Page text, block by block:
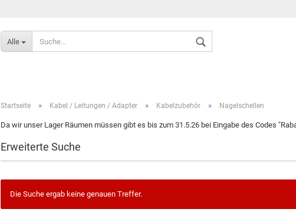
Alle
Startseite » Kabel / Leitungen / Adapter » Kabelzubehör » Nagelschellen
Da wir unser Lager Räumen müssen gibt es bis zum 31.5.26 bei Eingabe des Codes
Erweiterte Suche
Die Suche ergab keine genauen Treffer.